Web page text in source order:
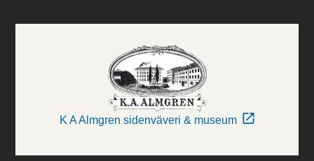
K A Almgren sidenväveri & museum